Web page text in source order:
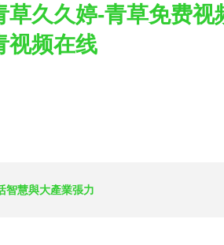
久久婷-青草免费
视频在线
智慧與大產業張力